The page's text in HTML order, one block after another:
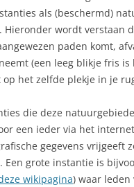
als (beschermd)
Hieronder wordt verstaan
paden komt,
(een leeg blikje fris is
het zelfde plekje in je
die deze
een ieder via het
gegevens vrijgeeft
Een grote instantie is
wikipagina) waar leden